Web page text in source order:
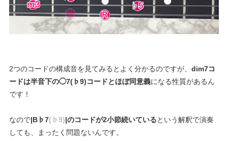
2つのコードの構成音を見てみるとよく分かるのですが、 dim7コ
ードは半音下の◯7(♭9)コードとほぼ同意義になる性質があるん
です！
なので|B♭7(♭9)|のコードが2小節続いているという解釈で演奏
しても、まったく問題ないんです。